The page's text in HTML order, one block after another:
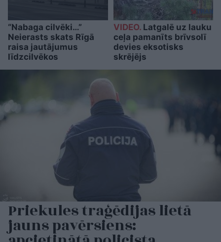
“Nabaga cilvēki…”
Neierasts skats Rīgā
raisa jautājumus
līdzcilvēkos
VIDEO.Latgalē uz lauku
ceļa pamanīts brīvsolī
devies eksotisks
skrējējs
Priekules traģēdijas lietā
jauns pavērsiens: